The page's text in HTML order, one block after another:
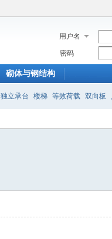
用户名
密码
砌体与钢结构
独立承台 楼梯 等效荷载 双向板